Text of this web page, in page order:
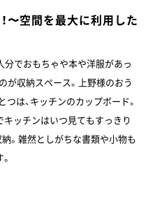
〜空間を最大に利用した
でおもちゃや本や洋服があっ
が収納スペース。上野様のおう
は、キッチンのカップボード。
ッチンはいつ見てもすっきり
。雑然としがちな書類や小物も